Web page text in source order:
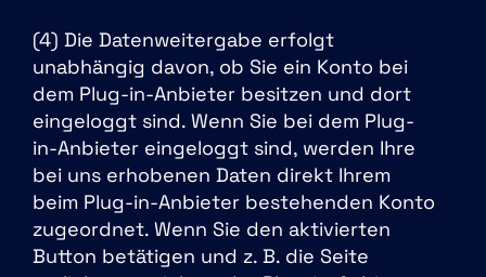
(4) Die Datenweitergabe erfolgt
unabhängig davon, ob Sie ein Konto bei
dem Plug-in-Anbieter besitzen und dort
eingeloggt sind. Wenn Sie bei dem Plug-
in-Anbieter eingeloggt sind, werden Ihre
bei uns erhobenen Daten direkt Ihrem
beim Plug-in-Anbieter bestehenden Konto
zugeordnet. Wenn Sie den aktivierten
Button betätigen und z. B. die Seite